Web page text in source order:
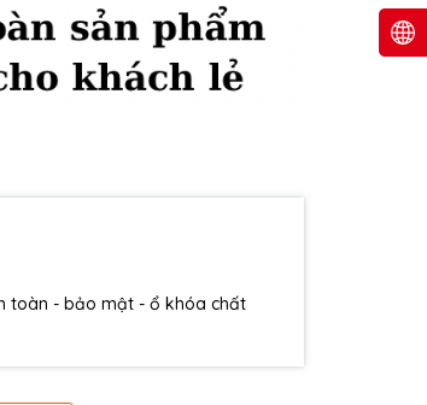
toàn - bảo mật - ổ khóa chất